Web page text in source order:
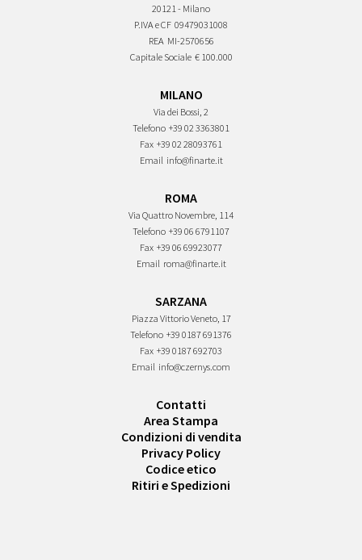
20121 - Milano
P.IVA e CF 09479031008
REA MI-2570656
Capitale Sociale € 100.000
MILANO
Via dei Bossi, 2
Telefono +39 02 3363801
Fax +39 02 28093761
Email info@finarte.it
ROMA
Via Quattro Novembre, 114
Telefono +39 06 6791107
Fax +39 06 69923077
Email roma@finarte.it
SARZANA
Piazza Vittorio Veneto, 17
Telefono +39 0187 691376
Fax +39 0187 692703
Email info@czernys.com
Contatti
Area Stampa
Condizioni di vendita
Privacy Policy
Codice etico
Ritiri e Spedizioni